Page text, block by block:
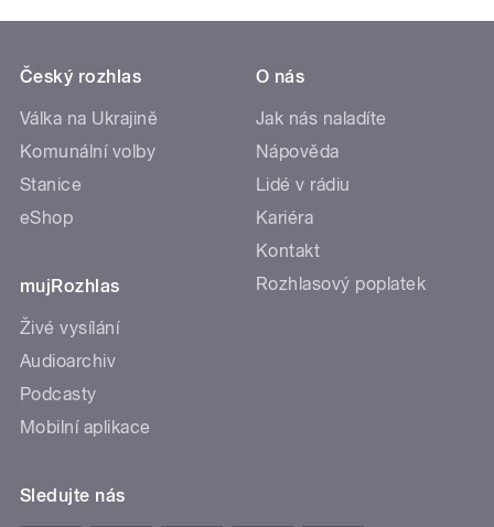
Český rozhlas
Válka na Ukrajině
Komunální volby
Stanice
eShop
mujRozhlas
Živé vysílání
Audioarchiv
Podcasty
Mobilní aplikace
O nás
Jak nás naladíte
Nápověda
Lidé v rádiu
Kariéra
Kontakt
Rozhlasový poplatek
Sledujte nás